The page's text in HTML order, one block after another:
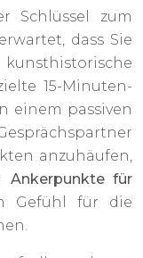
Schlüssel zum
dass Sie
15-Minuten-
einem passiven
anzuhäufen,
Ankerpunkte für
Gefühl für die